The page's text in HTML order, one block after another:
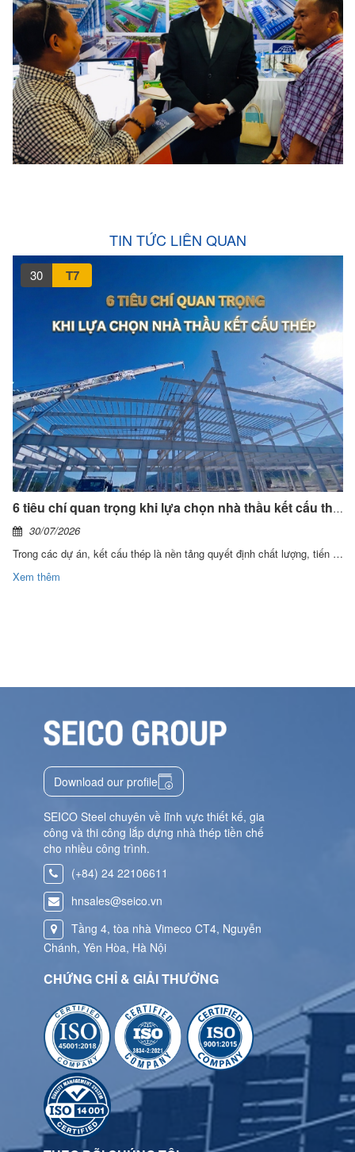
TIN TỨC LIÊN QUAN
30 T7
6 tiêu chí quan trọng khi lựa chọn nhà thầu kết cấu thép
30/07/2026
Trong các dự án, kết cấu thép là nền tảng quyết định chất lượng, tiến độ và hiệu quả đầu tư của mỗi công trình. Chính vì vậy, việc lựa chọn nhà thầu cần được đánh giá trên năng lực thực thi, hệ thống quản trị và khả năng đồng hành trong toàn bộ vòng đời dự án.
Xem thêm
Download our profile
SEICO Steel chuyên về lĩnh vực thiết kế, gia
công và thi công lắp dựng nhà thép tiền chế
cho nhiều công trình.
(+84) 24 22106611
hnsales@seico.vn
Tầng 4, tòa nhà Vimeco CT4, Nguyễn
Chánh, Yên Hòa, Hà Nội
CHỨNG CHỈ & GIẢI THƯỞNG